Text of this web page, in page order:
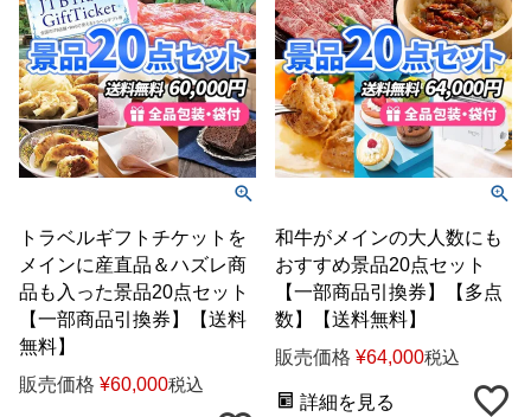
トラベルギフトチケットを
メインに産直品＆ハズレ商
品も入った景品20点セット
【一部商品引換券】【送料
無料】
販売価格 ¥60,000税込
和牛がメインの大人数にも
おすすめ景品20点セット
【一部商品引換券】【多点
数】【送料無料】
販売価格 ¥64,000税込
詳細を見る